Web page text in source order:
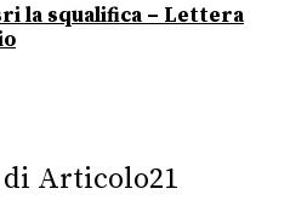
la squalifica – Lettera
Articolo21